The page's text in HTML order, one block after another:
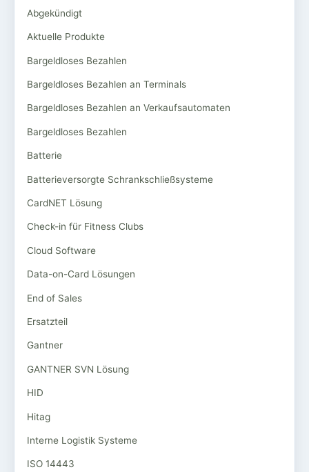
Abgekündigt
Aktuelle Produkte
Bargeldloses Bezahlen
Bargeldloses Bezahlen an Terminals
Bargeldloses Bezahlen an Verkaufsautomaten
Bargeldloses Bezahlen
Batterie
Batterieversorgte Schrankschließsysteme
CardNET Lösung
Check-in für Fitness Clubs
Cloud Software
Data-on-Card Lösungen
End of Sales
Ersatzteil
Gantner
GANTNER SVN Lösung
HID
Hitag
Interne Logistik Systeme
ISO 14443